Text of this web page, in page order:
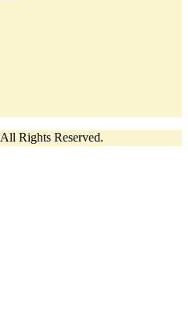
All Rights Reserved.